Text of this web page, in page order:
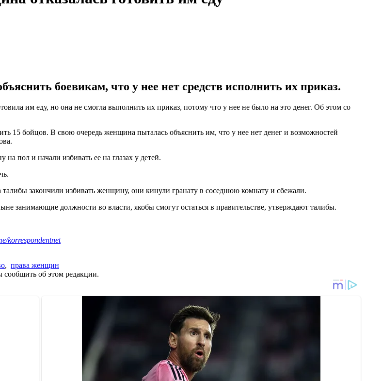
боевикам, что у нее нет средств исполнить их приказ.
им еду, но она не смогла выполнить их приказ, потому что у нее не было на это денег. Об этом со
15 бойцов. В свою очередь женщина пыталась объяснить им, что у нее нет денег и возможностей
пол и начали избивать ее на глазах у детей.
закончили избивать женщину, они кинули гранату в соседнюю комнату и сбежали.
занимающие должности во власти, якобы смогут остаться в правительстве, утверждают талибы.
korrespondentnet
, права женщин
об этом редакции.